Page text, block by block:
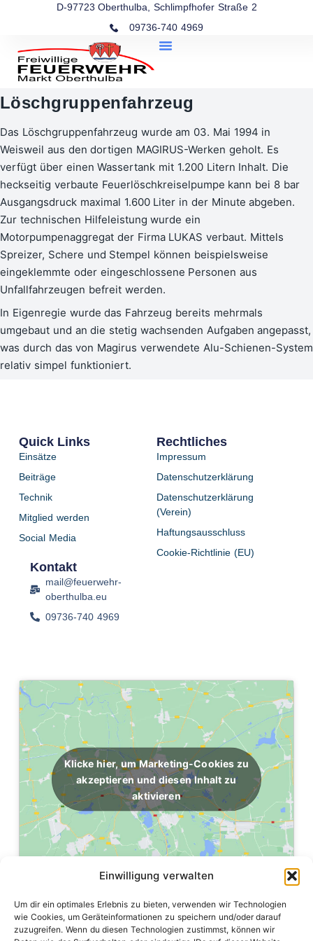
Einwilligung verwalten
Um dir ein optimales Erlebnis zu bieten, verwenden wir Technologien
wie Cookies, um Geräteinformationen zu speichern und/oder darauf
zuzugreifen. Wenn du diesen Technologien zustimmst, können wir
D-97723 Oberthulba, Schlimpfhofer Straße 2
09736-740 4969
Löschgruppenfahrzeug
Das Löschgruppenfahrzeug wurde am 03. Mai 1994 in
Weisweil aus den dortigen MAGIRUS-Werken geholt. Es
verfügt über einen Wassertank mit 1.200 Litern Inhalt. Die
heckseitig verbaute Feuerlöschkreiselpumpe kann bei 8 bar
Ausgangsdruck maximal 1.600 Liter in der Minute abgeben.
Zur technischen Hilfeleistung wurde ein
Motorpumpenaggregat der Firma LUKAS verbaut. Mittels
Spreizer, Schere und Stempel können beispielsweise
eingeklemmte oder eingeschlossene Personen aus
Unfallfahrzeugen befreit werden.
In Eigenregie wurde das Fahrzeug bereits mehrmals
umgebaut und an die stetig wachsenden Aufgaben angepasst,
was durch das von Magirus verwendete Alu-Schienen-System
relativ simpel funktioniert.
Quick Links
Einsätze
Beiträge
Technik
Mitglied werden
Social Media
Rechtliches
Impressum
Datenschutzerklärung
Datenschutzerklärung
(Verein)
Haftungsausschluss
Cookie-Richtlinie (EU)
Kontakt
mail@feuerwehr-
oberthulba.eu
09736-740 4969
Klicke hier, um Marketing-Cookies zu
akzeptieren und diesen Inhalt zu
aktivieren